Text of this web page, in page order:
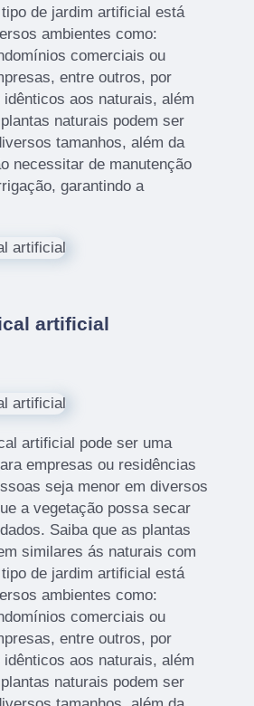
de jardim artificial está
ambientes como:
comerciais ou
entre outros, por
aos naturais, além
naturais podem ser
tamanhos, além da
necessitar de manutenção
garantindo a
artificial
artificial pode ser uma
empresas ou residências
seja menor em diversos
a vegetação possa secar
Saiba que as plantas
similares ás naturais com
de jardim artificial está
ambientes como:
comerciais ou
entre outros, por
aos naturais, além
naturais podem ser